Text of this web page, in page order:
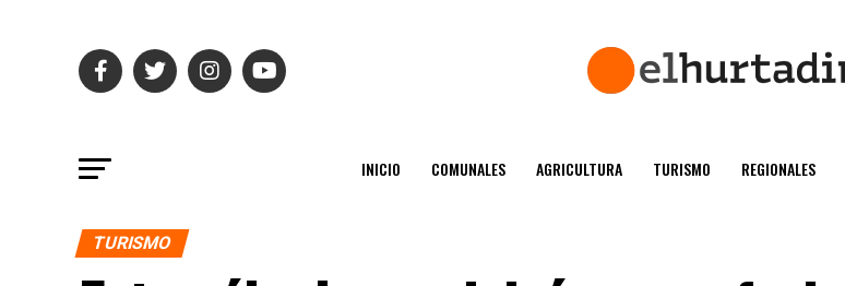
INICIO COMUNALES AGRICULTURA TURISMO REGIONALES
TURISMO